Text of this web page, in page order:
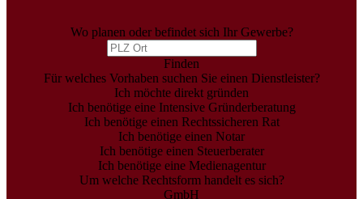
Wo planen oder befindet sich Ihr Gewerbe?
Finden
Für welches Vorhaben suchen Sie einen Dienstleister?
Ich möchte direkt gründen
Ich benötige eine Intensive Gründerberatung
Ich benötige einen Rechtssicheren Rat
Ich benötige einen Notar
Ich benötige einen Steuerberater
Ich benötige eine Medienagentur
Um welche Rechtsform handelt es sich?
GmbH